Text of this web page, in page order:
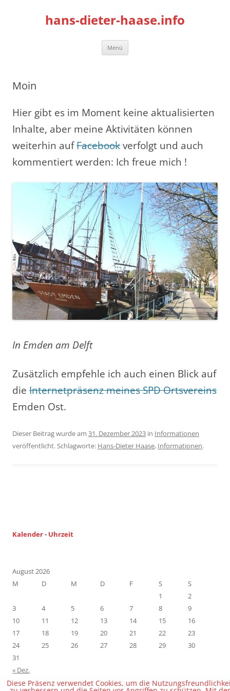
hans-dieter-haase.info
Menü
Moin
Hier gibt es im Moment keine aktualisierten
Inhalte, aber meine Aktivitäten können
weiterhin aufFacebook verfolgt und auch
kommentiert werden: Ich freue mich !
In Emden am Delft
Zusätzlich empfehle ich auch einen Blick auf
die Internetpräsenz meines SPD Ortsvereins
Emden Ost.
Dieser Beitrag wurde am 31. Dezember 2023 in Informationen
veröffentlicht. Schlagworte: Hans-Dieter Haase, Informationen.
Kalender- Uhrzeit
August 2026
M
D M D F S
S
1
2
3
4 5 6 7 8
9
10
11 12 13 14 15
16
17
18 19 20 21 22
23
24
25 26 27 28 29
30
31
« Dez.
Diese Präsenz verwendet Cookies, um die